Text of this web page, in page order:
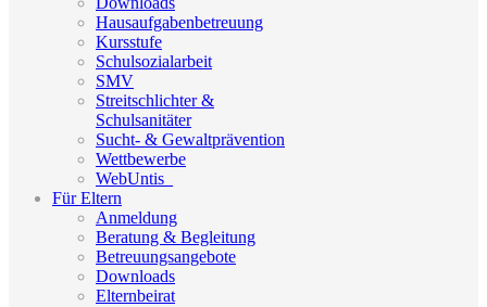
Hausaufgabenbetreuung
Kursstufe
Schulsozialarbeit
SMV
Streitschlichter &
Schulsanitäter
Sucht- & Gewaltprävention
Wettbewerbe
WebUntis_
Für Eltern
Anmeldung
Beratung & Begleitung
Betreuungsangebote
Downloads
Elternbeirat